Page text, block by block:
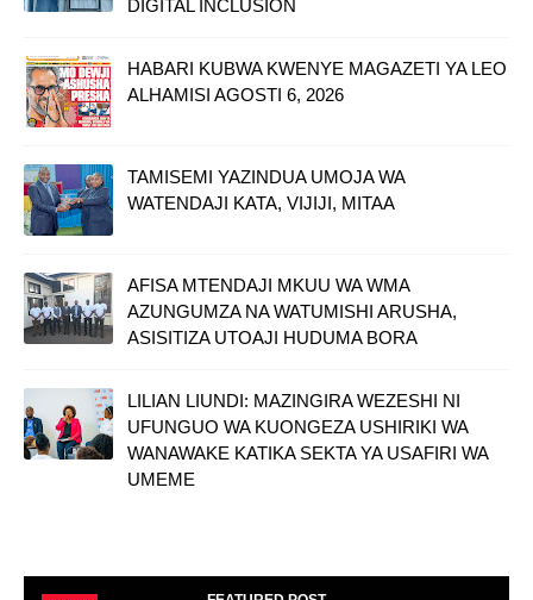
DIGITAL INCLUSION
HABARI KUBWA KWENYE MAGAZETI YA LEO
ALHAMISI AGOSTI 6, 2026
TAMISEMI YAZINDUA UMOJA WA
WATENDAJI KATA, VIJIJI, MITAA
AFISA MTENDAJI MKUU WA WMA
AZUNGUMZA NA WATUMISHI ARUSHA,
ASISITIZA UTOAJI HUDUMA BORA
LILIAN LIUNDI: MAZINGIRA WEZESHI NI
UFUNGUO WA KUONGEZA USHIRIKI WA
WANAWAKE KATIKA SEKTA YA USAFIRI WA
UMEME